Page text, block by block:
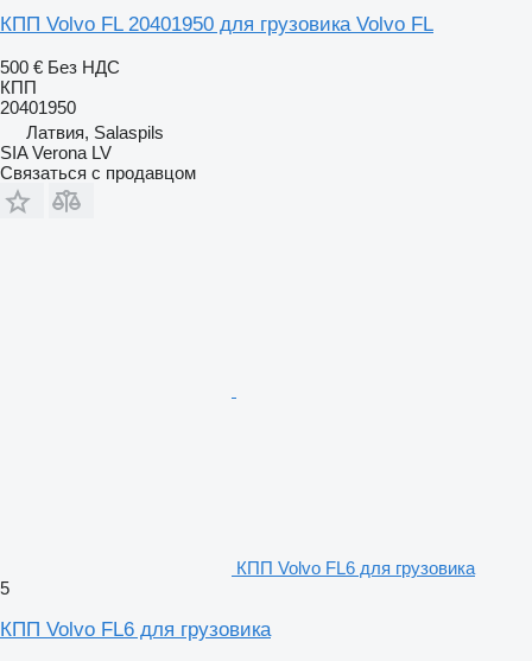
КПП Volvo FL 20401950 для грузовика Volvo FL
500 € Без НДС
КПП
20401950
Латвия, Salaspils
SIA Verona LV
Связаться с продавцом
КПП Volvo FL6 для грузовика
5
КПП Volvo FL6 для грузовика